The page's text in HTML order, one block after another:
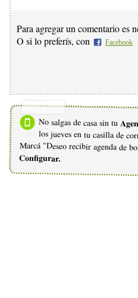
Para agregar un comentario es
O si lo preferís, con Facebook
No salgas de casa sin tu
los jueves en tu casilla de
Marcá "Deseo recibir agenda de
Configurar.